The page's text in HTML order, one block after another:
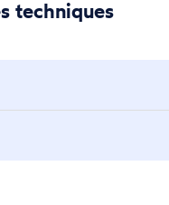
techniques